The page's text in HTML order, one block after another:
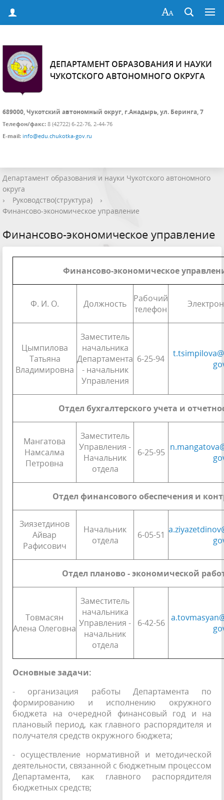
ДЕПАРТАМЕНТ ОБРАЗОВАНИЯ И НАУКИ
ЧУКОТСКОГО АВТОНОМНОГО ОКРУГА
689000, Чукотский автономный округ, г.Анадырь, ул. Беринга, 7
Телефон/факс: 8 (42722) 6-22-76, 2-44-76
E-mail: info@edu.chukotka-gov.ru
Департамент образования и науки Чукотского автономного
округа
›
Руководство(структура)
›
Финансово-экономическое управление
Финансово-экономическое управление
Финансово-экономическое
Ф. И. О. Должность
Рабочий
телефон
Цымпилова
Татьяна
Владимировна
Заместитель
начальника
Департамента
- начальник
Управления
6-25-94
Отдел бухгалтерского учета и
Мангатова
Намсалма
Петровна
Заместитель
Управления -
Начальник
отдела
6-25-95
Отдел финансового обеспечения и
Зиязетдинов
Айвар
Рафисович
Начальник
отдела
6-05-51
Отдел планово - экономической
Товмасян
Алена Олеговна
Заместитель
начальника
Управления -
начальник
отдела
6-42-56
Основные задачи:
- организация работы Департамента по
формированию и исполнению окружного
бюджета на очередной финансовый год и на
плановый период, как главного распорядителя и
получателя средств окружного бюджета;
- осуществление нормативной и методической
деятельности, связанной с бюджетным процессом
Департамента, как главного распорядителя
бюджетных средств;